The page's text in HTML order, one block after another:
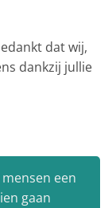
dat wij,
dankzij jullie
een
gaan